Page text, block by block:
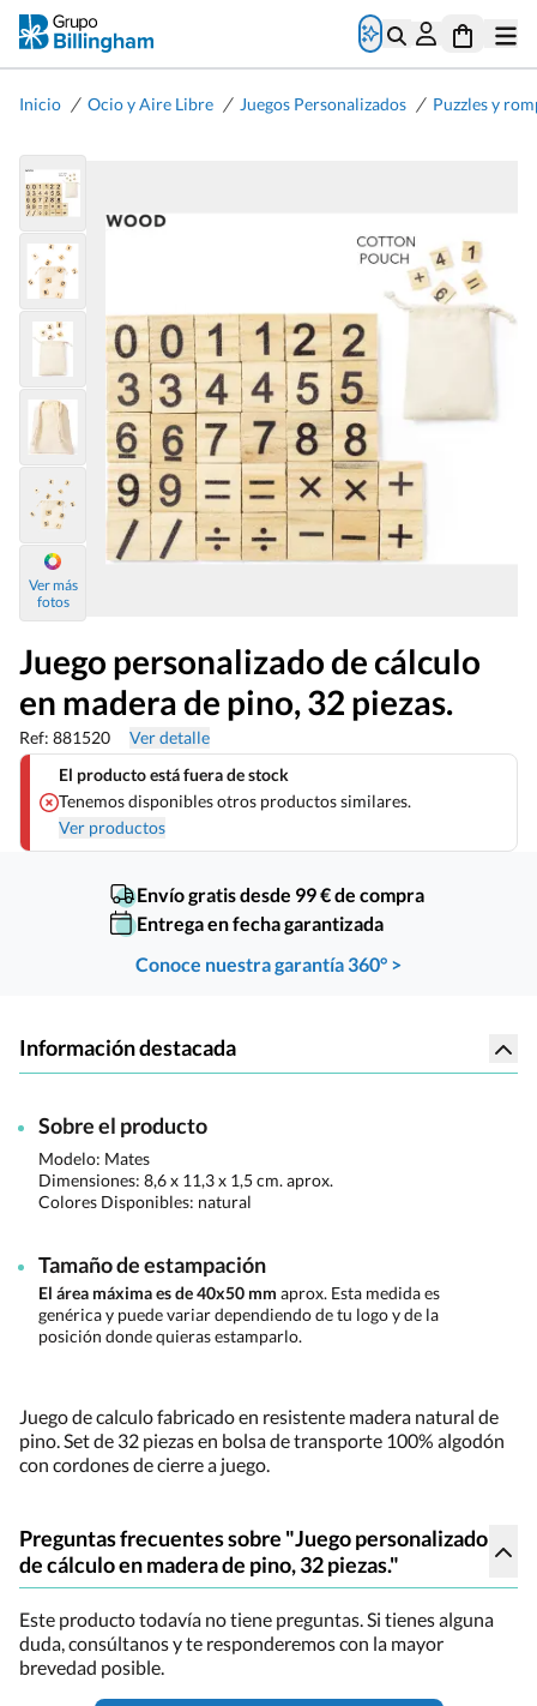
Inicio / Ocio y Aire Libre / Juegos Personalizados / Puzzles y
Ver más
fotos
Juego personalizado de cálculo
en madera de pino, 32 piezas.
Ref: 881520
Ver detalle
El producto está fuera de stock
Tenemos disponibles otros productos similares.
Ver productos
Envío gratis desde 99 € de compra
Entrega en fecha garantizada
Conoce nuestra garantía 360° >
Información destacada
Sobre el producto
Modelo: Mates
Dimensiones: 8,6 x 11,3 x 1,5 cm. aprox.
Colores Disponibles: natural
Tamaño de estampación
El área máxima es de 40x50 mm aprox. Esta medida es
genérica y puede variar dependiendo de tu logo y de la
posición donde quieras estamparlo.
Juego de calculo fabricado en resistente madera natural de
pino. Set de 32 piezas en bolsa de transporte 100% algodón
con cordones de cierre a juego.
Preguntas frecuentes sobre "Juego personalizado
de cálculo en madera de pino, 32 piezas."
Este producto todavía no tiene preguntas. Si tienes alguna
duda, consúltanos y te responderemos con la mayor
brevedad posible.